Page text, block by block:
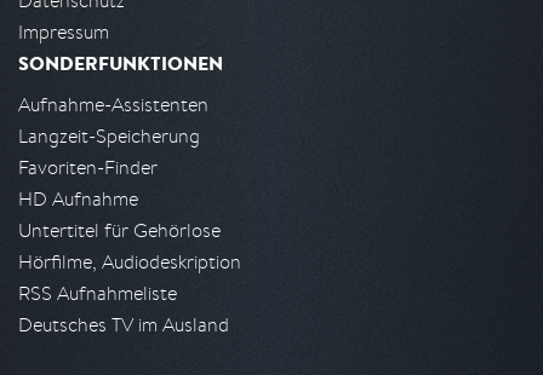
Impressum
SONDERFUNKTIONEN
Aufnahme-Assistenten
Langzeit-Speicherung
Favoriten-Finder
HD Aufnahme
Untertitel für Gehörlose
Hörfilme, Audiodeskription
RSS Aufnahmeliste
Deutsches TV im Ausland